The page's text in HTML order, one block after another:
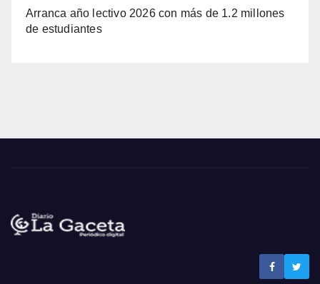
Arranca año lectivo 2026 con más de 1.2 millones
de estudiantes